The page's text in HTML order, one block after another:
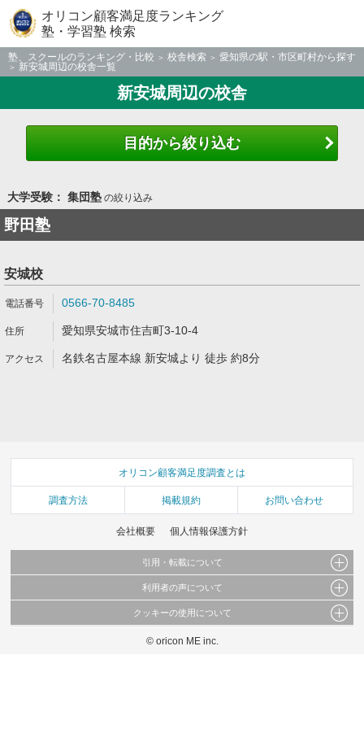
オリコン顧客満足度ランキング
塾・学習塾 検索
塾、スクールのランキング・比較 校舎検索
愛知県の駅・市区町村から探す
新安城周辺の校舎一覧
新安城周辺の校舎
目的から絞り込む
大学受験： 集団塾の絞り込み
野田塾
安城校
0566-70-8485
愛知県安城市住吉町3-10-4
名鉄名古屋本線 新安城より 徒歩 約8分
オリコン顧客満足度調査とは
調査方法 掲載規約 お問い合わせ
会社概要 個人情報保護方針
引用・転載について
当サイトで公開されている情報（文字、写真、イラスト、画像データ等）及びこれらの配
これらの情報を権利者の許可なく無断転載・複製などの二次利用を行うことは固く禁じて
利用者の声について
当サイトに掲載している内容はすべてサービスの利用者が提出された見解・感想です。
弊社の見解・ 意見ではないことをご理解いただいた上でご覧ください。
クッキーの使用について
このサイトでは Cookie を使用して、ユーザーに合わせたコンテンツや広告の表示、ソー
© oricon ME inc.